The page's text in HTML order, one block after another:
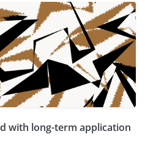
with long-term application